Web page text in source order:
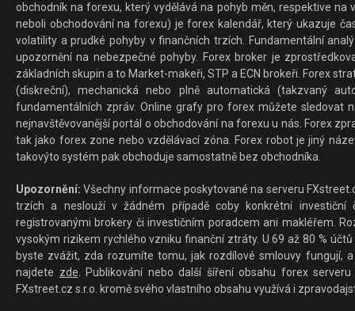
obchodník na forexu, který vydělává na pohyb měn, respektive
neboli obchodování na forexu) je forex kalendář, který ukazuje
volatility a prudké pohyby v finančních trzích. Fundamentální
upozornění na nebezpečné pohyby. Forex broker je
základních skupin a to Market-makeři, STP a ECN brokeři. Forex
(diskreční), mechanická nebo plně automatická (takzvaný
fundamentálních zpráv. Online grafy pro forex můžete sledovat
nejnavštěvovanější portál o obchodování na forexu u nás. Forex
tak jako forex zone nebo vzdělávací zóna. Forex robot je jiný
takovýto systém pak obchoduje samostatně bez obchodníka.
Upozornění: Všechny informace poskytované na serveru
trzích a neslouží v žádném případě coby konkrétní investiční
registrovanými brokery či investičním poradcem ani makléřem.
vysokým rizikem rychlého vzniku finanční ztráty. U 69 až 80 %
byste zvážit, zda rozumíte tomu, jak rozdílové smlouvy fungují,
najdete zde. Publikování nebo další šíření obsahu forex
FXstreet.cz s.r.o. kromě svého vlastního obsahu využívá i